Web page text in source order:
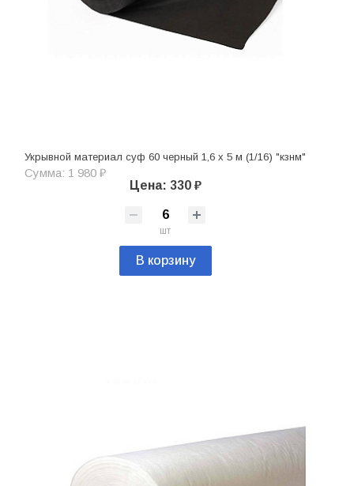
Укрывной материал суф 60 черный 1,6 х 5 м (1/16) "кзнм"
Сумма: 1 980 ₽
Цена: 330 ₽
шт
В корзину